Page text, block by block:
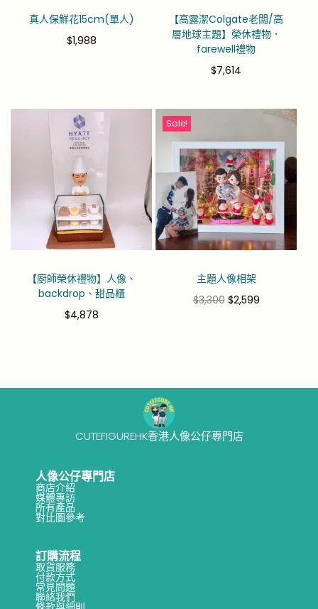
真人保鮮花15cm(單人)
$1,988
【高露潔Colgate老闆/高
層地球主題】榮休禮物．
farewell禮物
$7,614
【廚師榮休禮物】人像、
backdrop、甜品櫃
$4,878
Sale!
主題人像相架
$3,300 $2,599
CUTEFIGUREHK香港人像公仔專門店
人像公仔專門店
商店介紹
媒體專訪
所有產品
對比圖參考
訂購流程
取貨服務
付款方式
常見問題
聯絡我們